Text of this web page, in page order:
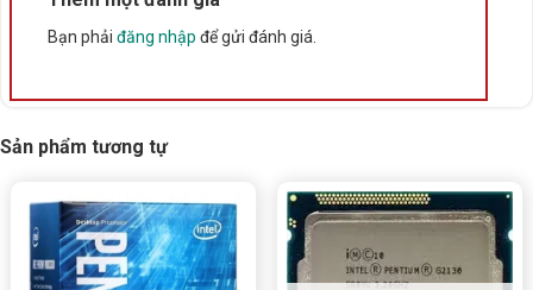
Bạn phải đăng nhập để gửi đánh giá.
Sản phẩm tương tự